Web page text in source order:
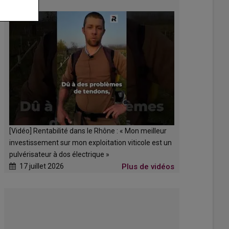
[Vidéo] Rentabilité dans le Rhône : « Mon meilleur
investissement sur mon exploitation viticole est un
pulvérisateur à dos électrique »
17 juillet 2026
Plus de vidéos